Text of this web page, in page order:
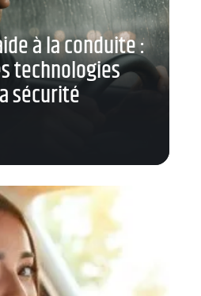
à la conduite :
technologies
sécurité